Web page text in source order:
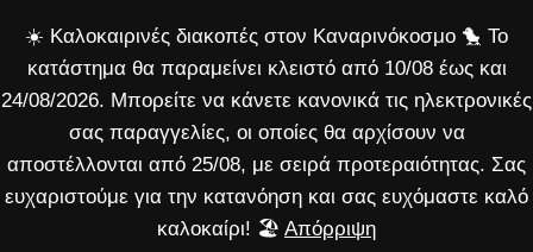
☀️ Καλοκαιρινές διακοπές στον Καναρινόκοσμο 🐤 Το
κατάστημα θα παραμείνει κλειστό από 10/08 έως και
24/08/2026. Μπορείτε να κάνετε κανονικά τις ηλεκτρονικές
σας παραγγελίες, οι οποίες θα αρχίσουν να
αποστέλλονται από 25/08, με σειρά προτεραιότητας. Σας
ευχαριστούμε για την κατανόηση και σας ευχόμαστε καλό
καλοκαίρι! 🏖️ Απόρριψη
στο
περιεχόμενο
4
ταΐστρες
ποσότητα